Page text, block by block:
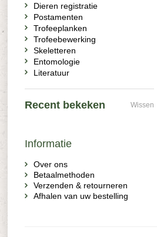
Dieren registratie
Postamenten
Trofeeplanken
Trofeebewerking
Skeletteren
Entomologie
Literatuur
Recent bekeken Wissen
Informatie
Over ons
Betaalmethoden
Verzenden & retourneren
Afhalen van uw bestelling